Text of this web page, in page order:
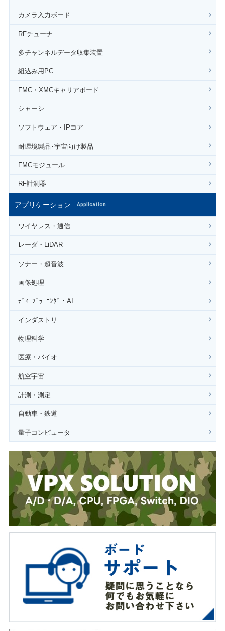
カメラ入力ボード
RFチューナ
多チャンネルデータ収集装置
組込み用PC
FMC・XMCキャリアボード
シャーシ
ソフトウェア・IPコア
耐環境製品･宇宙向け製品
FMCモジュール
RF計測器
アプリケーション Application
ワイヤレス・通信
レーダ・LiDAR
ソナー・超音波
画像処理
ﾃﾞｨｰﾌﾟﾗｰﾆﾝｸﾞ・AI
インダストリ
物理科学
医療・バイオ
航空宇宙
計測・測定
自動車・鉄道
量子コンピュータ